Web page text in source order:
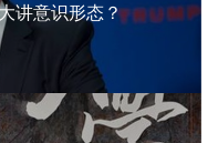
讲意识形态？